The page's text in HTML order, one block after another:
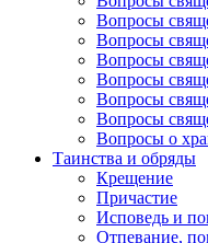
Вопросы
Вопросы
Вопросы
Вопросы
Вопросы
Вопросы
Вопросы о
Таинства и обряды
Крещение
Причастие
Исповедь и
Отпевание,